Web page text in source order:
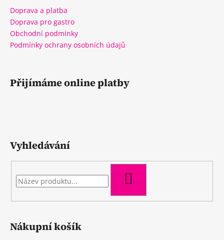
Doprava a platba
Doprava pro gastro
Obchodní podmínky
Podmínky ochrany osobních údajů
Přijímáme online platby
Vyhledávání
Nákupní košík